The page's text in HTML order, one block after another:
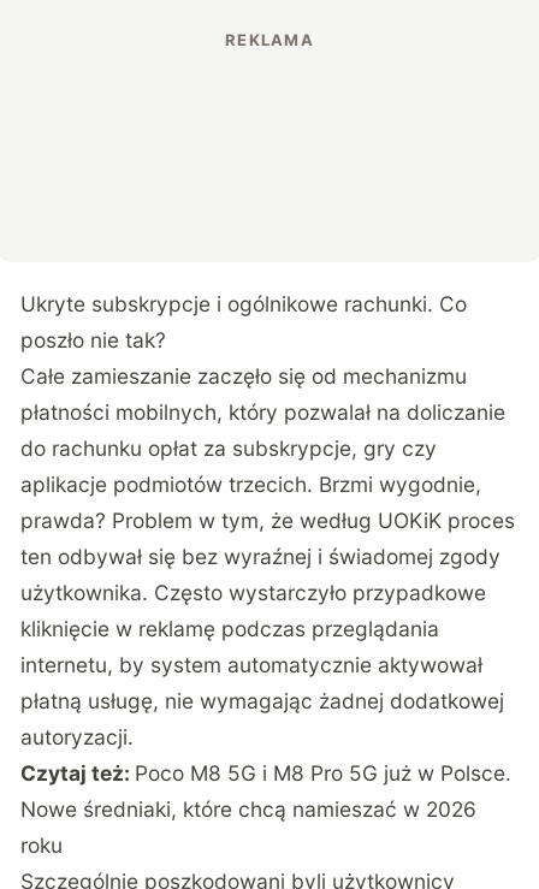
Ukryte subskrypcje i ogólnikowe rachunki. Co
poszło nie tak?
Całe zamieszanie zaczęło się od mechanizmu
płatności mobilnych, który pozwalał na doliczanie
do rachunku opłat za subskrypcje, gry czy
aplikacje podmiotów trzecich. Brzmi wygodnie,
prawda? Problem w tym, że według UOKiK proces
ten odbywał się bez wyraźnej i świadomej zgody
użytkownika. Często wystarczyło przypadkowe
kliknięcie w reklamę podczas przeglądania
internetu, by system automatycznie aktywował
płatną usługę, nie wymagając żadnej dodatkowej
autoryzacji.
Czytaj też: Poco M8 5G i M8 Pro 5G już w Polsce.
Nowe średniaki, które chcą namieszać w 2026
roku
Szczególnie poszkodowani byli użytkownicy